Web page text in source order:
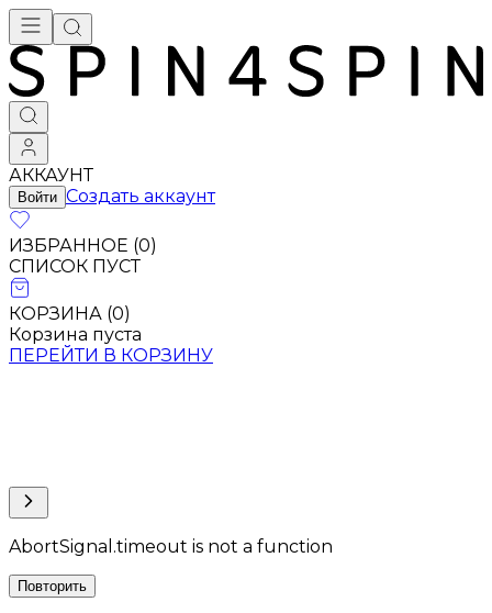
АККАУНТ
Войти Создать аккаунт
ИЗБРАННОЕ (0)
СПИСОК ПУСТ
КОРЗИНА (0)
Корзина пуста
ПЕРЕЙТИ В КОРЗИНУ
AbortSignal.timeout is not a function
Повторить